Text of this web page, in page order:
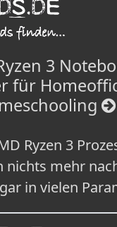
3
für
Ryzen 3
nichts mehr
in vielen